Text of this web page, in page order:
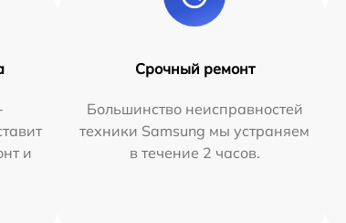
и
Срочный ремонт
Большинство неисправностей
техники Samsung мы устраняем
в течение 2 часов.